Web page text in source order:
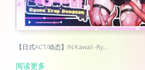
【日式ACT/动态】IN Kawaii -Ry…
阅读更多